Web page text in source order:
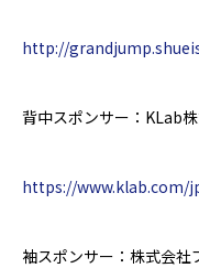
http://
背中スポンサー： KLab
https://www.klab.com/
袖スポンサー：株式会社